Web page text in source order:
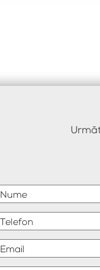
Nume
Telefon
Email